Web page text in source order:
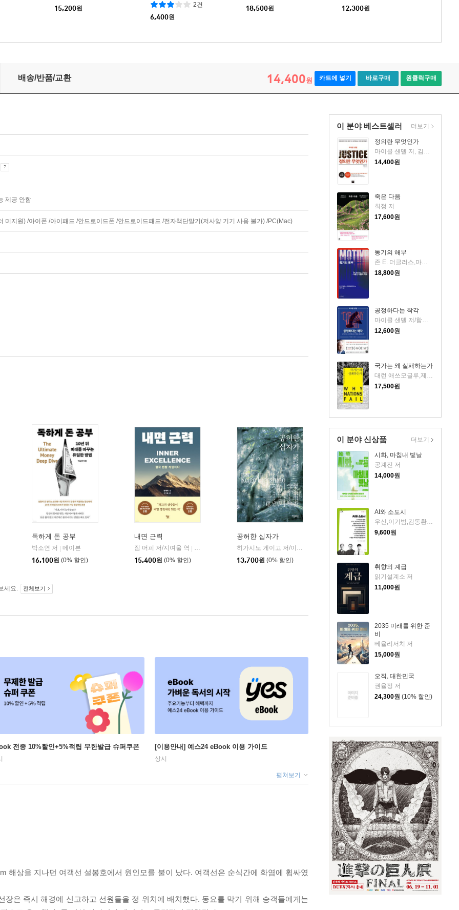
15,200원
2건
6,400원
18,500원
12,300원
복하는 한국의 관료들
배송/반품/교환 14,400원 카트에 넣기 바로구매 원클릭구매
이 분야 베스트셀러
정의란 무엇인가
14,400원
죽은 다음
희정 저
17,600원
동기의 해부
존 E. 더글러스,마크 올셰이커 저/김현우 역
18,800원
공정하다는 착각
마이클 샌델 저/함규진 역
12,600원
국가는 왜 실패하는가
대런 애쓰모글루,제임스 A. 로빈슨 공저/최완규 역
17,500원
더보기
이 분야 신상품
시화, 마침내 빛날
공계진 저
14,000원
AI와 소도시
우신,이기범,김동환 저
9,600원
취향의 계급
읽기설계소 저
11,000원
2035 미래를 위한 준
비
베율리서치 저
15,000원
오직, 대한민국
권율정 저
24,300원 (10% 할인)
더보기
제공 안함
미지원) /아이폰 /아이패드 /안드로이드폰 /안드로이드패드 /전자책단말기(저사양 기기 사용 불가) /PC(Mac)
독하게 돈 공부
박소연 저 | 메이븐
16,100원 (0% 할인)
내면 근력
짐 머피 저/지여울 역 |
15,400원 (0% 할인)
공허한 십자가
자음과모음
13,700원 (0% 할인)
세요. 전체보기
전종 10%할인+5%적립 무한발급 슈퍼쿠폰 [이용안내] 예스24 eBook 이용 가이드
상시
펼쳐보기
해상을 지나던 여객선 설봉호에서 원인모를 불이 났다. 여객선은 순식간에 화염에 휩싸였
은 즉시 해경에 신고하고 선원들을 정 위치에 배치했다. 동요를 막기 위해 승객들에게는